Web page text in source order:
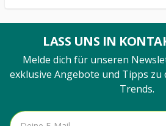
LASS UNS IN
Melde dich für unseren
exklusive Angebote und Tipps zu
Trends.